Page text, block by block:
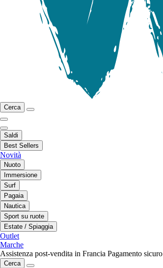
Cerca
Saldi
Best Sellers
Novità
Nuoto
Immersione
Surf
Pagaia
Nautica
Sport su ruote
Estate / Spiaggia
Outlet
Marche
Assistenza post-vendita in Francia Pagamento sicuro
Cerca